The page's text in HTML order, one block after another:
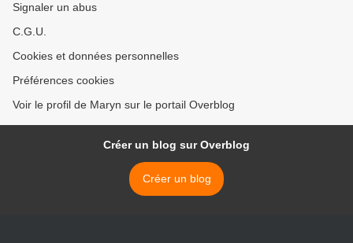
Signaler un abus
C.G.U.
Cookies et données personnelles
Préférences cookies
Voir le profil de Maryn sur le portail Overblog
Créer un blog sur Overblog
Créer un blog